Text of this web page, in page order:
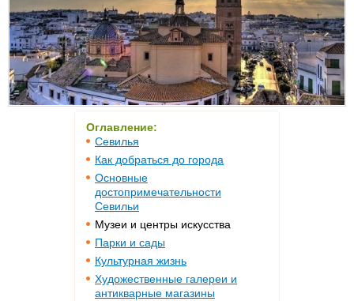
Оглавление:
Севилья
Как добраться до города
Основные
достопримечательности
Севильи
Музеи и центры искусства
Парки и сады
Культурная жизнь
Художественные галереи и
антикварные магазины